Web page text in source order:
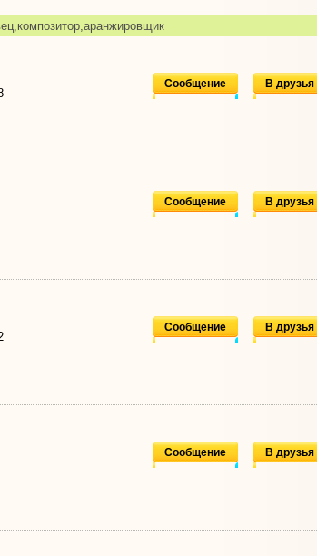
В друзья
Сообщение
В друзья
Сообщение
В друзья
Сообщение
В друзья
Сообщение